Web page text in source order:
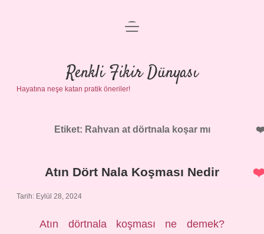
Anasayfa
Gizlilik Politikası
Yasal Uyarı
menüyü
Renkli Fikir Dünyası
Hayatına neşe katan pratik öneriler!
Etiket: Rahvan at dörtnala koşar mı
Atın Dört Nala Koşması Nedir
Tarih: Eylül 28, 2024
Atın dörtnala koşması ne demek?